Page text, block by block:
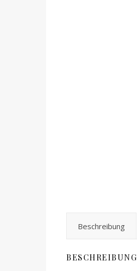
Beschreibung
BESCHREIBUNG